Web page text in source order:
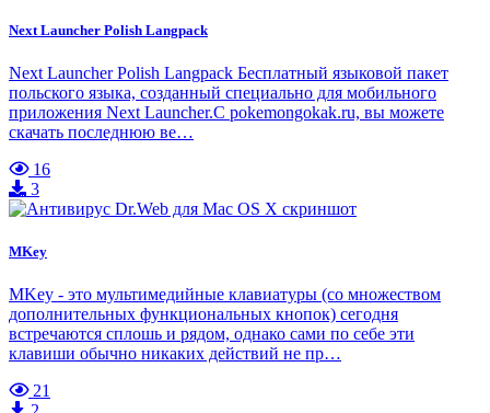
Next Launcher Polish Langpack
Next Launcher Polish Langpack Бесплатный языковой пакет
польского языка, созданный специально для мобильного
приложения Next Launcher.С pokemongokak.ru, вы можете
скачать последнюю ве…
16
3
MKey
MKey - это мультимедийные клавиатуры (со множеством
дополнительных функциональных кнопок) сегодня
встречаются сплошь и рядом, однако сами по себе эти
клавиши обычно никаких действий не пр…
21